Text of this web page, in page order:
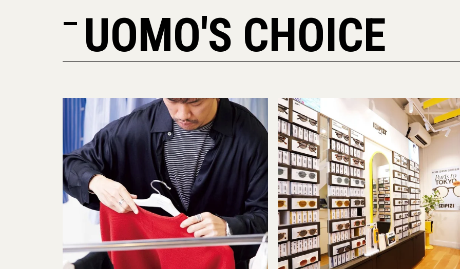
UOMO'S CHOICE